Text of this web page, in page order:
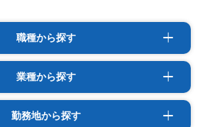
職種から探す
業種から探す
勤務地から探す